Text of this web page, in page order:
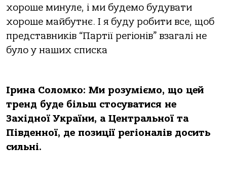
хороше минуле, і ми будемо будувати
хороше майбутнє. І я буду робити все, щоб
представників “Партії регіонів” взагалі не
було у наших списка
Ірина Соломко: Ми розуміємо, що цей
тренд буде більш стосуватися не
Західної України, а Центральної та
Південної, де позиції регіоналів досить
сильні.